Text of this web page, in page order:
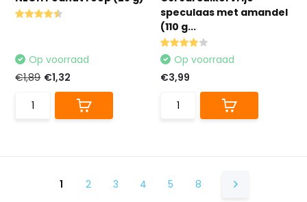
Op voorraad
€1,89 €1,32
speculaas met amandel
(110 g...
Op voorraad
€3,99
1 2 3 4 5 8